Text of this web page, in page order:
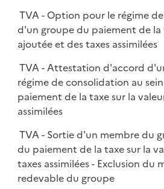
TVA - Option pour le régime
d'un groupe du paiement de la
ajoutée et des taxes assimilées
TVA - Attestation d'accord
régime de consolidation au
paiement de la taxe sur la
assimilées
TVA - Sortie d'un membre du
du paiement de la taxe sur la
taxes assimilées - Exclusion du
redevable du groupe